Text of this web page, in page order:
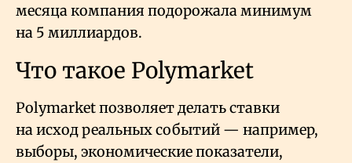
месяца компания подорожала минимум
на 5 миллиардов.
Что такое Polymarket
Polymarket позволяет делать ставки
на исход реальных событий — например,
выборы, экономические показатели,